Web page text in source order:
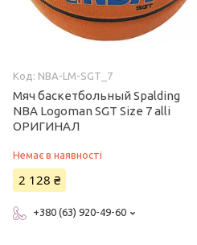
NBA-LM-SGT_7
Мяч баскетбольный Spalding
NBA Logoman SGT Size 7 alli
ОРИГИНАЛ
Немає в наявності
2 128 ₴
+380 (63) 920-49-60